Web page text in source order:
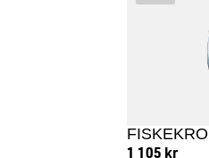
1 105 kr